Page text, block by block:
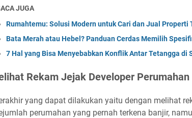
JUGA
Rumahtemu: Solusi Modern untuk Cari dan Jual Properti
Bata Merah atau Hebel? Panduan Cerdas Memilih
7 Hal yang Bisa Menyebabkan Konflik Antar Tetangga di
Rekam Jejak Developer Perumahan
yang dapat dilakukan yaitu dengan melihat
perumahan yang pernah terkena banjir,